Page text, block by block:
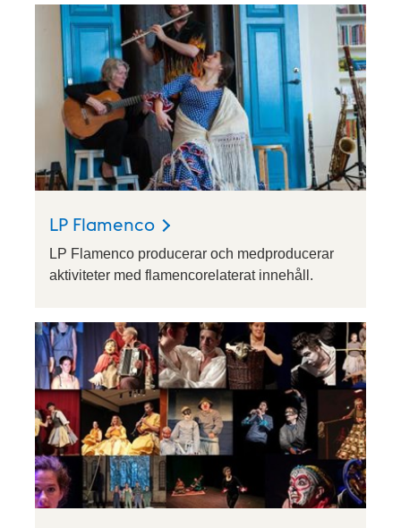
LP Flamenco
LP Flamenco producerar och medproducerar
aktiviteter med flamencorelaterat innehåll.